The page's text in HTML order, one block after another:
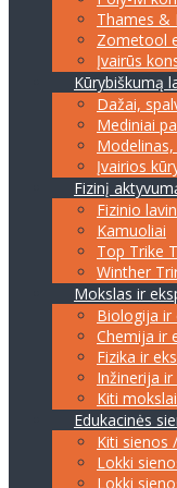
Thames &
Zometool
Įvairūs
Kūrybiškumą
Dažai,
Mediniai
Įvairios
Fizinį
Fizinio
Kamuoliai
Top Trike
Winther
Mokslas ir
Biologija ir
Chemija ir
Fizika ir
Inžinerija
Kiti
Edukacinės
Kiti sienos
Lokki
Lokki